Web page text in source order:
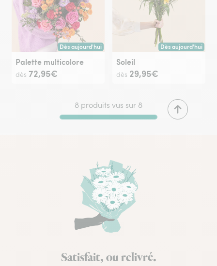
Dès aujourd'hui
Livraison dès aujourd'hui (pour toute commande passée
Palette multicolore
dès 72,95€
Dès aujourd'hui
Livraison dès
Soleil
dès 29,95€
8 produits vus sur 8
Satisfait, ou relivré.